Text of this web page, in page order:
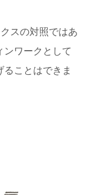
スの対照ではあ
ンワークとして
ことはできま